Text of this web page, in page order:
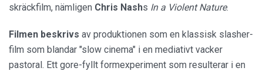
skräckfilm, nämligen Chris Nashs In a Violent Nature.
Filmen beskrivs av produktionen som en klassisk slasher-
film som blandar "slow cinema" i en mediativt vacker
pastoral. Ett gore-fyllt formexperiment som resulterar i en